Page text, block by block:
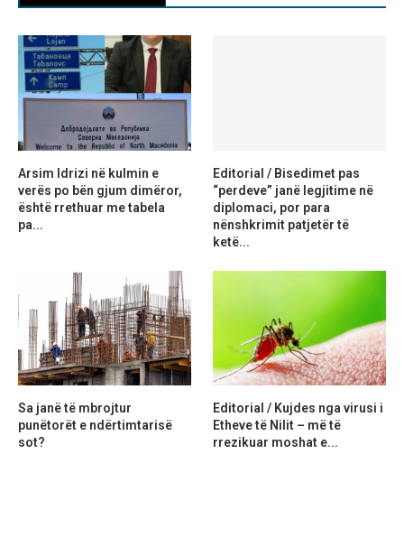
Arsim Idrizi në kulmin e
verës po bën gjum dimëror,
është rrethuar me tabela
pa...
Editorial / Bisedimet pas
“perdeve” janë legjitime në
diplomaci, por para
nënshkrimit patjetër të
ketë...
Sa janë të mbrojtur
punëtorët e ndërtimtarisë
sot?
Editorial / Kujdes nga virusi i
Etheve të Nilit – më të
rrezikuar moshat e...